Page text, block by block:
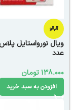
آلبالو
عدد
138.000تومان
افزودن به سبد خرید